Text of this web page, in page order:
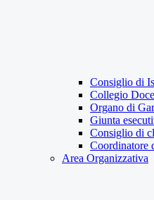
Consiglio di
Collegio
Organo di
Giunta
Consiglio di
Coordinatore
Area Organizzativa